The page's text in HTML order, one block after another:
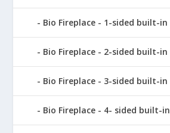
Bio Fireplace - 1-sided built-in
Bio Fireplace - 2-sided built-in
Bio Fireplace - 3-sided built-in
Bio Fireplace - 4- sided built-in